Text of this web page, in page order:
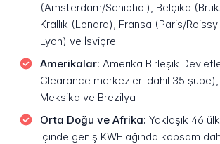
(Amsterdam/Schiphol), Belçika
Krallık (Londra), Fransa (Paris/
Lyon) ve İsviçre
Amerikalar: Amerika Birleşik
Clearance merkezleri dahil 35 şube),
Meksika ve Brezilya
Orta Doğu ve Afrika: Yaklaşık 46
içinde geniş KWE ağında kapsam